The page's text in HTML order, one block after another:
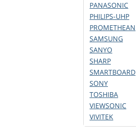
PANASONIC
PHILIPS-UHP
PROMETHEAN
SAMSUNG
SANYO
SHARP
SMARTBOARD
SONY
TOSHIBA
VIEWSONIC
VIVITEK